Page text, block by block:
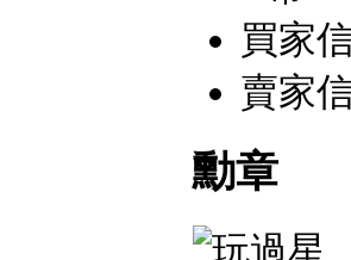
買家
賣家
勳章